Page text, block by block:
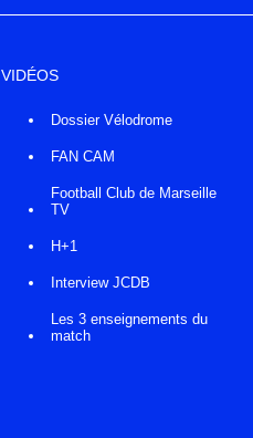
VIDÉOS
Dossier Vélodrome
FAN CAM
Football Club de Marseille
TV
H+1
Interview JCDB
Les 3 enseignements du
match